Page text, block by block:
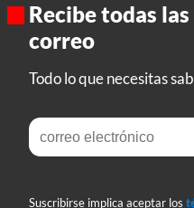
Recibe todas
correo
Todo lo que necesitas
Suscribirse implica aceptar los